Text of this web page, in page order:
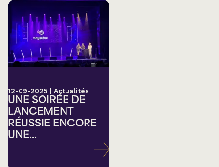
12-09-2025 | Actualités
UNE SOIRÉE DE
LANCEMENT
RÉUSSIE ENCORE
UNE...